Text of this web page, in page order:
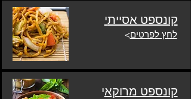
לחץ לפרטים>
קונספט אסייתי
קונספט מרוקאי